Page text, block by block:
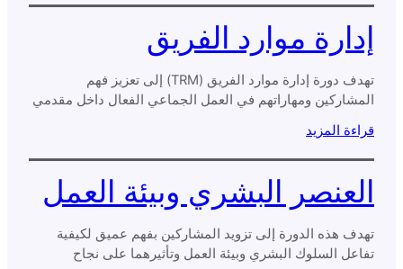
إدارة موارد الفريق
تهدف دورة إدارة موارد الفريق (TRM) إلى تعزيز فهم
المشاركين ومهاراتهم في العمل الجماعي الفعال داخل مقدمي
قراءة المزيد
العنصر البشري وبيئة العمل
تهدف هذه الدورة إلى تزويد المشاركين بفهم عميق لكيفية
تفاعل السلوك البشري وبيئة العمل وتأثيرهما على نجاح